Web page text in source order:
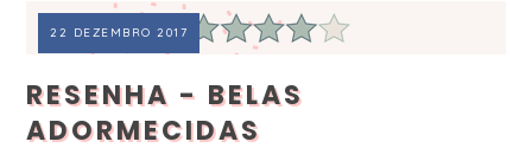
22 DEZEMBRO 2017
RESENHA - BELAS
ADORMECIDAS